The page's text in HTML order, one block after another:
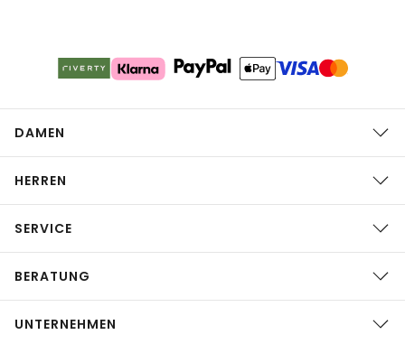
DAMEN
HERREN
SERVICE
BERATUNG
UNTERNEHMEN